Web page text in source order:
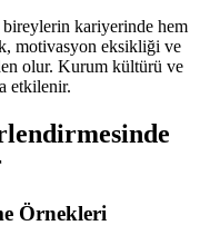
bireylerin kariyerinde hem
motivasyon eksikliği ve
olur. Kurum kültürü ve
etkilenir.
Örnekleri